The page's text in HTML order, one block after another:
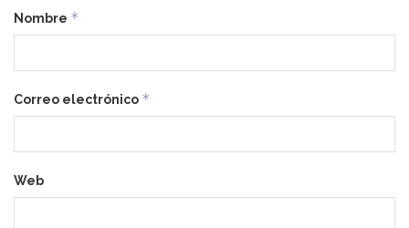
Nombre *
Correo electrónico *
Web